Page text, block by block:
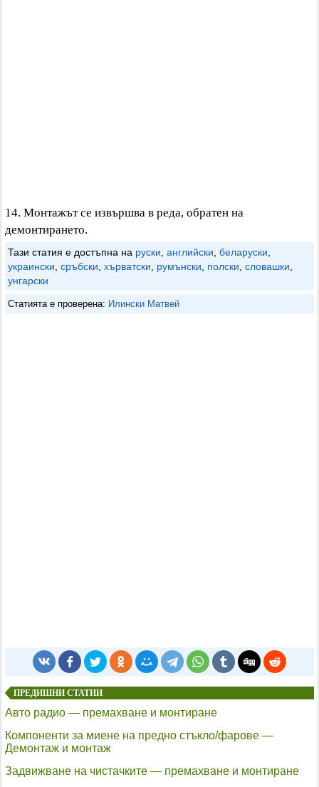
14. Монтажът се извършва в реда, обратен на
демонтирането.
Тази статия е достъпна на руски английски беларуски
украински сръбски хърватски румънски полски словашки
унгарски
Статията е проверена: Илински Матвей
ПРЕДИШНИ СТАТИИ
Авто радио — премахване и монтиране
Компоненти за миене на предно стъкло/фарове —
Демонтаж и монтаж
Задвижване на чистачките — премахване и монтиране